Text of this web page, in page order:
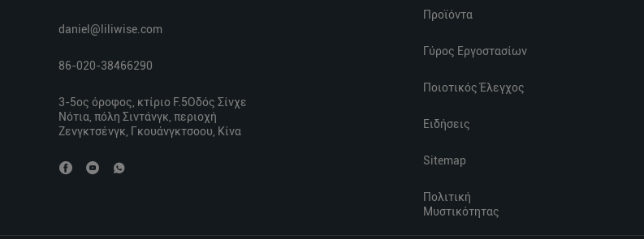
daniel@liliwise.com
86-020-38466290
3-5ος όροφος, κτίριο F.5Οδός Σίνχε
Νότια, πόλη Σιντάνγκ, περιοχή
Ζενγκτσένγκ, Γκουάνγκτσοου, Κίνα
Προϊόντα
Γύρος Εργοστασίων
Ποιοτικός Έλεγχος
Ειδήσεις
Sitemap
Πολιτική
Μυστικότητας